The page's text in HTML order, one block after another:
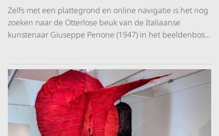
Zelfs met een plattegrond en online navigatie is het nog
zoeken naar de Otterlose beuk van de Italiaanse
kunstenaar Giuseppe Penone (1947) in het beeldenbos…